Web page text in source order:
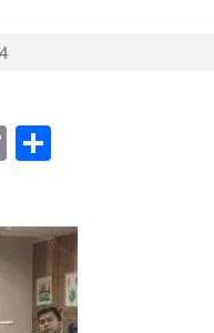
Copy
Link